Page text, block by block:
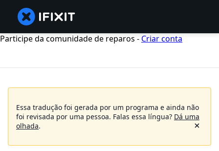
Participe da comunidade de reparos - Criar conta
Essa tradução foi gerada por um programa e ainda não
foi revisada por uma pessoa. Falas essa língua? Dá uma
olhada.